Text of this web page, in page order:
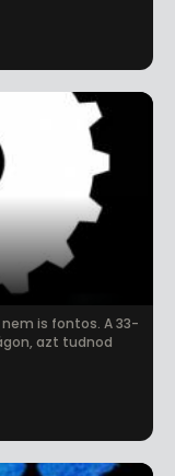
is fontos. A 33-
azt tudnod